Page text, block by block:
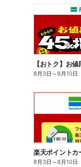
8月3日 ～8月10日
8月3日 ～8月10日